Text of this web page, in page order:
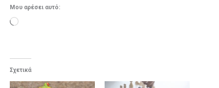
Μου αρέσει αυτό:
Loading…
Σχετικά